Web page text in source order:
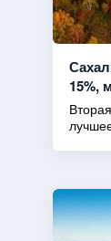
15%,